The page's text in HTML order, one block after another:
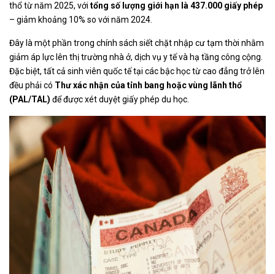
thổ từ năm 2025, với tổng số lượng giới hạn là 437.000 giấy phép
– giảm khoảng 10% so với năm 2024.
Đây là một phần trong chính sách siết chặt nhập cư tạm thời nhằm
giảm áp lực lên thị trường nhà ở, dịch vụ y tế và hạ tầng công cộng.
Đặc biệt, tất cả sinh viên quốc tế tại các bậc học từ cao đẳng trở lên
đều phải có Thư xác nhận của tỉnh bang hoặc vùng lãnh thổ
(PAL/TAL) để được xét duyệt giấy phép du học.